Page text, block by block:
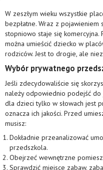
W zeszłym wieku wszystkie
bezpłatne. Wraz z pojawieniem
stopniowo staje się komercyjna.
można umieścić dziecko w
rodziców. Jest to drogie, ale
Wybór prywatnego
Jeśli zdecydowaliście się
należy odpowiednio podejść
dla dzieci tylko w słowach jest
oznacza ich jakości. Przed
musisz:
Dokładnie przeanalizować
przedszkola.
Obejrzeć wewnętrzne
Sprawdzić miejsce zabaw,